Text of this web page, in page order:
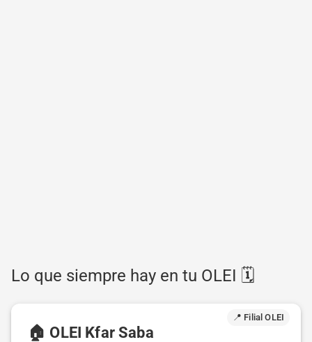
Lo que siempre hay en tu OLEI 🗓️
📍 Filial OLEI
🏠 OLEI Kfar Saba